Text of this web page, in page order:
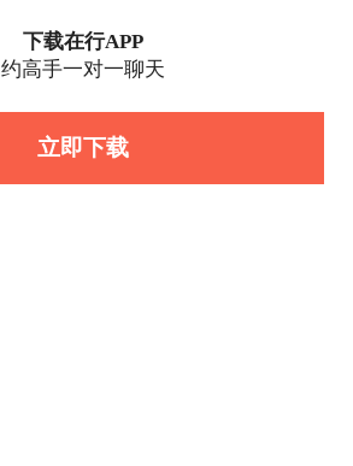
下载在行APP
约高手一对一聊天
立即下载